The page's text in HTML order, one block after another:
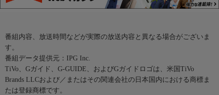
番組内容、放送時間などが実際の放送内容と異なる場合がございま
す。
番組データ提供元：IPG Inc.
TiVo、Gガイド、G-GUIDE、およびGガイドロゴは、米国TiVo
Brands LLCおよび／またはその関連会社の日本国内における商標ま
たは登録商標です。